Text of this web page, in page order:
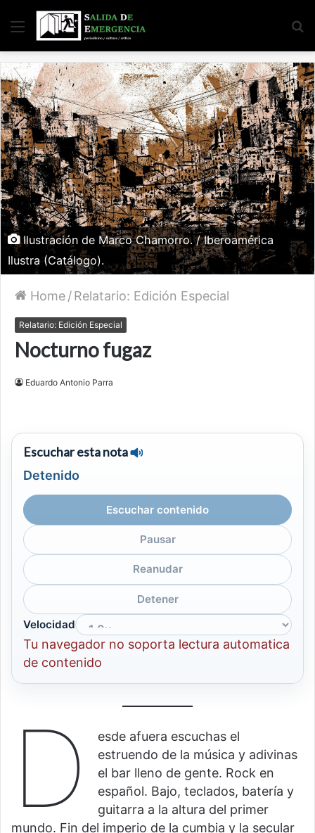
Menu
Ilustración de Marco Chamorro. / Iberoamérica
Ilustra (Catálogo).
Home/Relatario: Edición Especial
Relatario: Edición Especial
Nocturno fugaz
Eduardo Antonio Parra
Escuchar esta nota
Detenido
Escuchar contenido
Pausar
Reanudar
Detener
Velocidad
Tu navegador no soporta lectura automatica
de contenido
D
esde afuera escuchas el
estruendo de la música y adivinas
el bar lleno de gente. Rock en
español. Bajo, teclados, batería y
guitarra a la altura del primer
mundo. Fin del imperio de la cumbia y la secular